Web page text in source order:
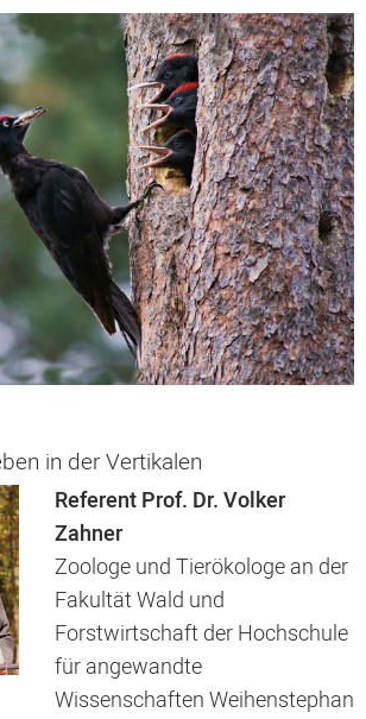
in der Vertikalen
Referent Prof. Dr. Volker
Zahner
Zoologe und Tierökologe an der
Fakultät Wald und
Forstwirtschaft der Hochschule
für angewandte
Wissenschaften Weihenstephan